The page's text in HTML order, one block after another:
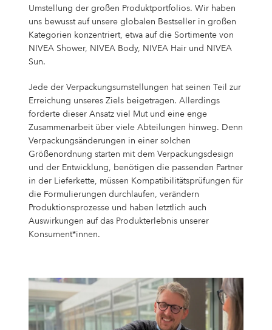
Umstellung der großen Produktportfolios. Wir haben
uns bewusst auf unsere globalen Bestseller in großen
Kategorien konzentriert, etwa auf die Sortimente von
NIVEA Shower, NIVEA Body, NIVEA Hair und NIVEA
Sun.
Jede der Verpackungsumstellungen hat seinen Teil zur
Erreichung unseres Ziels beigetragen. Allerdings
forderte dieser Ansatz viel Mut und eine enge
Zusammenarbeit über viele Abteilungen hinweg. Denn
Verpackungsänderungen in einer solchen
Größenordnung starten mit dem Verpackungsdesign
und der Entwicklung, benötigen die passenden Partner
in der Lieferkette, müssen Kompatibilitätsprüfungen für
die Formulierungen durchlaufen, verändern
Produktionsprozesse und haben letztlich auch
Auswirkungen auf das Produkterlebnis unserer
Konsument*innen.